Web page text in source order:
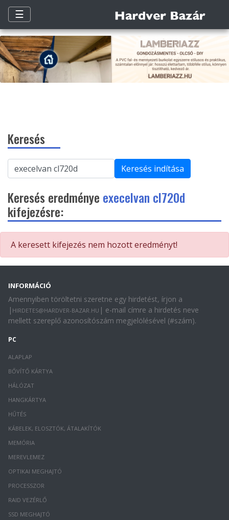
☰
Keresés
Keresés indítása
Keresés eredménye execelvan cl720d
kifejezésre:
A keresett kifejezés nem hozott eredményt!
INFORMÁCIÓ
Amennyiben töröltetni szeretne egy hirdetést, írjon a
| HIRDETES@HARDVER-BAZAR.HU | e-mail címre a hirdetés neve
mellett szereplő azonosítószám megjelölésével (#szám).
PC
ALAPLAP
BŐVÍTŐ KÁRTYA
HÁLÓZAT
HANGKÁRTYA
HŰTÉS
KÁBELEK, ELOSZTÓK, ÁTALAKÍTÓK
MEMÓRIA
MEREVLEMEZ
OPTIKAI MEGHAJTÓ
PROCESSZOR
RAID VEZÉRLŐ
SSD MEGHAJTÓ